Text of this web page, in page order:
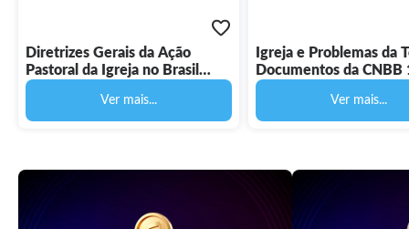
Diretrizes Gerais da Ação
Pastoral da Igreja no Brasil
1991/1994 - Documentos da
CNBB 45 - Digital
Ver mais...
Igreja e Problemas da
Documentos da CNBB
Digital
Ver mais...